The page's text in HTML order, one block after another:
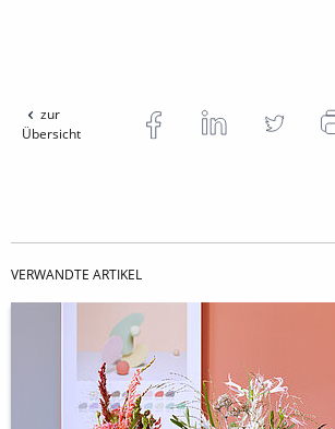
zur
Übersicht
VERWANDTE ARTIKEL